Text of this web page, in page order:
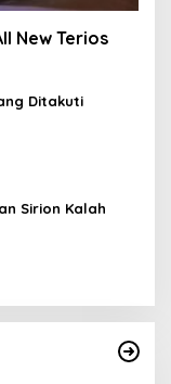
New Terios
Ditakuti
Sirion Kalah